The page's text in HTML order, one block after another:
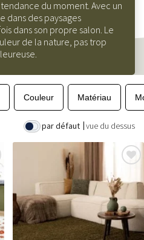
du moment. Avec un
dans des paysages
dans son propre salon. Le
de la nature, pas trop
Couleur Matériau
par défaut vue du dessus